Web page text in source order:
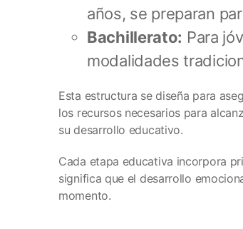
años, se preparan
Bachillerato: Para
modalidades
Esta estructura se diseña para
los recursos necesarios para
su desarrollo educativo.
Cada etapa educativa incorpora
significa que el desarrollo
momento.